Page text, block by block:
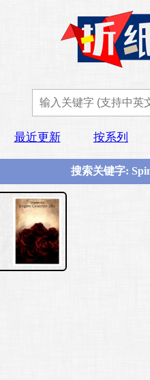
最近更新 按系列
搜索关键字: